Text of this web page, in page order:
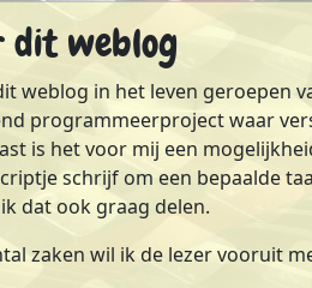
dit weblog
weblog in het leven geroepen
programmeerproject waar
is het voor mij een
schrijf om een bepaalde
dat ook graag delen.
zaken wil ik de lezer vooruit